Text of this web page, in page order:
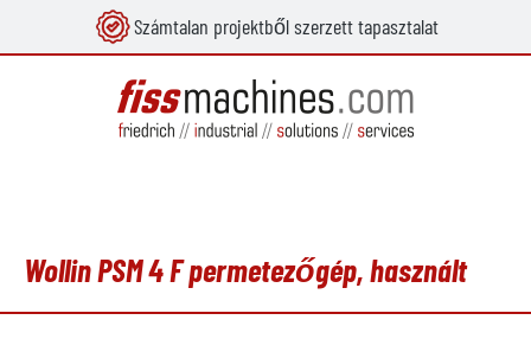
Számtalan projektből szerzett tapasztalat
Wollin PSM 4 F permetezőgép, használt